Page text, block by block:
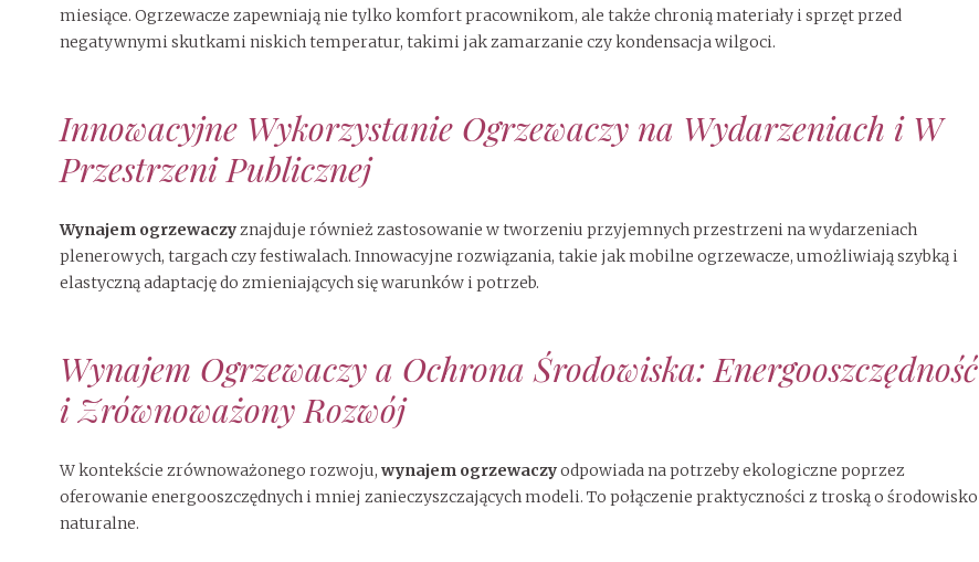
miesiące. Ogrzewacze zapewniają nie tylko komfort pracownikom, ale także chronią materiały i sprzęt przed
negatywnymi skutkami niskich temperatur, takimi jak zamarzanie czy kondensacja wilgoci.
Innowacyjne Wykorzystanie Ogrzewaczy na Wydarzeniach i W
Przestrzeni Publicznej
Wynajem ogrzewaczyznajduje również zastosowanie w tworzeniu przyjemnych przestrzeni na wydarzeniach
plenerowych, targach czy festiwalach. Innowacyjne rozwiązania, takie jak mobilne ogrzewacze, umożliwiają szybką i
elastyczną adaptację do zmieniających się warunków i potrzeb.
Wynajem Ogrzewaczy a Ochrona Środowiska: Energooszczędność
i Zrównoważony Rozwój
W kontekście zrównoważonego rozwoju, wynajem ogrzewaczyodpowiada na potrzeby ekologiczne poprzez
oferowanie energooszczędnych i mniej zanieczyszczających modeli. To połączenie praktyczności z troską o środowisko
naturalne.